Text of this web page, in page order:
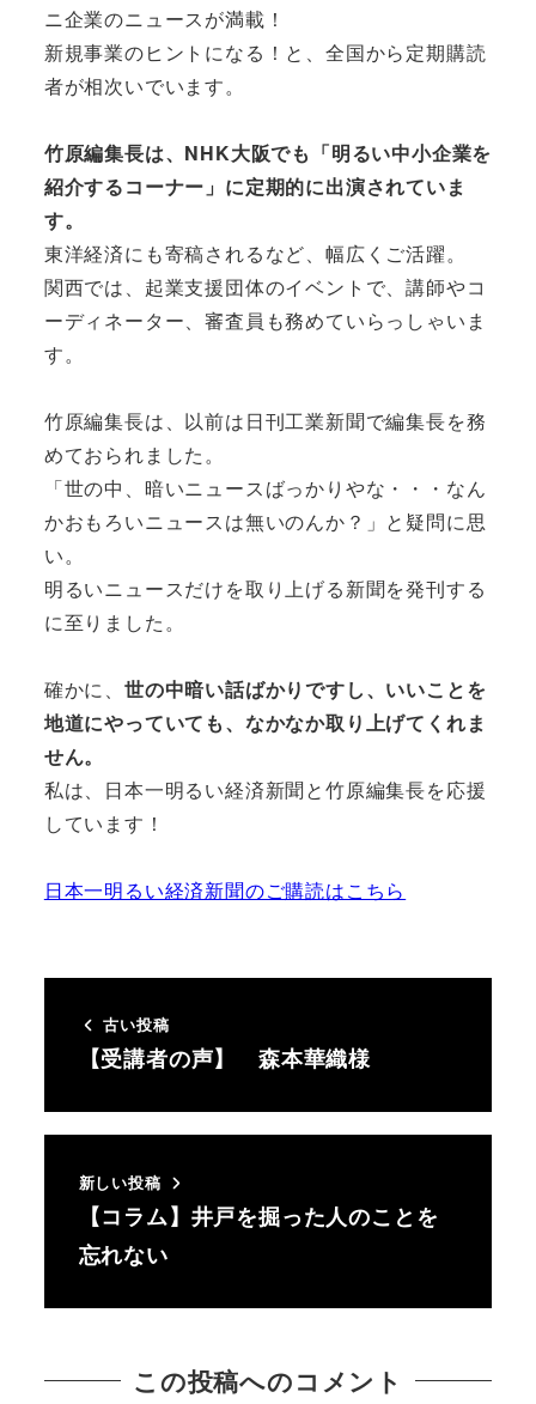
ニ企業のニュースが満載！
新規事業のヒントになる！と、全国から定期購読
者が相次いでいます。
竹原編集長は、NHK大阪でも「明るい中小企業を
紹介するコーナー」に定期的に出演されていま
す。
東洋経済にも寄稿されるなど、幅広くご活躍。
関西では、起業支援団体のイベントで、講師やコ
ーディネーター、審査員も務めていらっしゃいま
す。
竹原編集長は、以前は日刊工業新聞で編集長を務
めておられました。
「世の中、暗いニュースばっかりやな・・・なん
かおもろいニュースは無いのんか？」と疑問に思
い。
明るいニュースだけを取り上げる新聞を発刊する
に至りました。
確かに、 世の中暗い話ばかりですし、いいことを
地道にやっていても、なかなか取り上げてくれま
せん。
私は、日本一明るい経済新聞と竹原編集長を応援
しています！
日本一明るい経済新聞のご購読はこちら
古い投稿
【受講者の声】 森本華織様
新しい投稿
【コラム】井戸を掘った人のことを
忘れない
この投稿へのコメント